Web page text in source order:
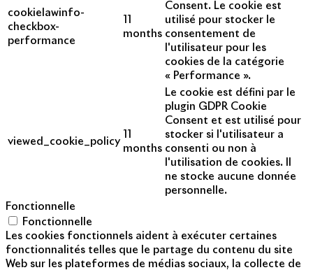
cookielawinfo-
checkbox-
performance
months
Consent. Le cookie est
utilisé pour stocker le
consentement de
l'utilisateur pour les
cookies de la catégorie
« Performance ».
viewed_cookie_policy
months
Le cookie est défini par le
plugin GDPR Cookie
Consent et est utilisé pour
stocker si l'utilisateur a
consenti ou non à
l'utilisation de cookies. Il
ne stocke aucune donnée
personnelle.
Fonctionnelle
Fonctionnelle
Les cookies fonctionnels aident à exécuter certaines
fonctionnalités telles que le partage du contenu du site
Web sur les plateformes de médias sociaux, la collecte de